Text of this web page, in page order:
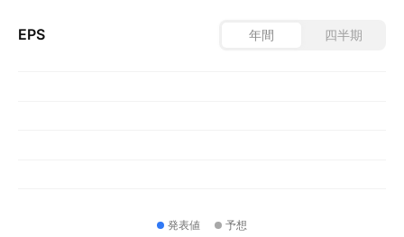
EPS 年間 四半期
発表値 予想